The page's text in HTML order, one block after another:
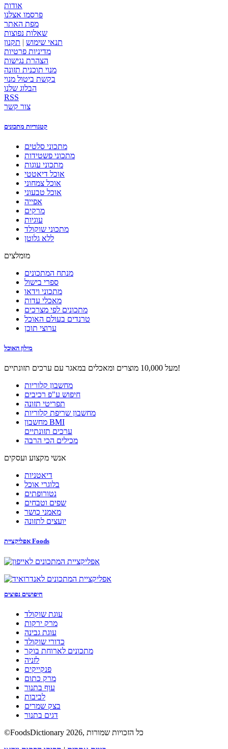
אודות
פרסמו אצלנו
מפת האתר
שאלות נפוצות
תנאי שימוש | תקנון
מדיניות פרטיות
הצהרת נגישות
מנוי תוכנית תזונה
בקשת ביטול מנוי
הבלוג שלנו
RSS
צור קשר
קטגוריות מתכונים
מתכוני סלטים
מתכוני פשטידות
מתכוני עוגות
אוכל דיאטטי
אוכל צמחוני
אוכל טבעוני
אפייה
מרקים
עוגיות
מתכוני שוקולד
ללא גלוטן
מומלצים
מנתח המתכונים
ספרי בישול
מתכוני וידאו
מאכלי עדות
מתכונים לפי מצרכים
טרנדים בעולם האוכל
ערוצי תוכן
מילון האוכל
מעל 10,000 מוצרים ומאכלים במאגר עם ערכים תזונתיים!
מחשבון קלוריות
חיפוש ע"פ רכיבים
תפריטי תזונה
מחשבון שריפת קלוריות
מחשבון BMI
ערכים תזונתיים
מכילים הכי הרבה
אנשי מקצוע ועסקים
דיאטניות
בלוגרי אוכל
נטורופתים
שפים וטבחים
מאמני כושר
יועצים לתזונה
אפליקציית Foods
חיפושים נפוצים
עוגת שוקולד
מרק ירקות
עוגת גבינה
כדורי שוקולד
מתכונים לארוחת בוקר
לזניה
פנקייקים
מרק כתום
עוף בתנור
לביבות
בצק שמרים
דגים בתנור
©FoodsDictionary 2026, כל הזכויות שמורות